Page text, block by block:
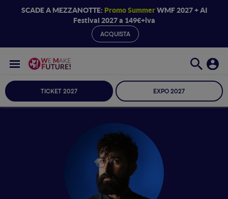
SCADE A MEZZANOTTE: Promo SummerWMF 2027 + AI
Festival 2027 a 149€+iva
ACQUISTA
TICKET 2027 EXPO 2027